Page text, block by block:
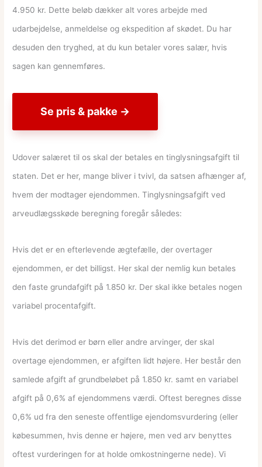
4.950 kr. Dette beløb dækker alt vores arbejde med
udarbejdelse, anmeldelse og ekspedition af skødet. Du har
desuden den tryghed, at du kun betaler vores salær, hvis
sagen kan gennemføres.
Se pris & pakke →
Udover salæret til os skal der betales en tinglysningsafgift til
staten. Det er her, mange bliver i tvivl, da satsen afhænger af,
hvem der modtager ejendommen. Tinglysningsafgift ved
arveudlægsskøde beregning foregår således:
Hvis det er en efterlevende ægtefælle, der overtager
ejendommen, er det billigst. Her skal der nemlig kun betales
den faste grundafgift på 1.850 kr. Der skal ikke betales nogen
variabel procentafgift.
Hvis det derimod er børn eller andre arvinger, der skal
overtage ejendommen, er afgiften lidt højere. Her består den
samlede afgift af grundbeløbet på 1.850 kr. samt en variabel
afgift på 0,6% af ejendommens værdi. Oftest beregnes disse
0,6% ud fra den seneste offentlige ejendomsvurdering (eller
købesummen, hvis denne er højere, men ved arv benyttes
oftest vurderingen for at holde omkostningerne nede). Vi